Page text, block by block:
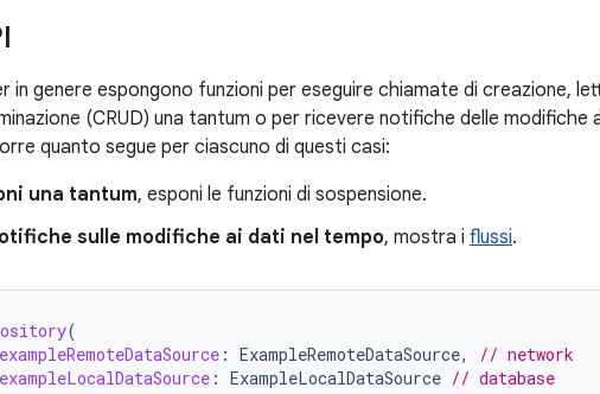
in genere espongono funzioni per eseguire chiamate di creazione,
(CRUD) una tantum o per ricevere notifiche delle modifiche
quanto segue per ciascuno di questi casi:
una tantum, esponi le funzioni di sospensione.
sulle modifiche ai dati nel tempo, mostra i flussi.
(
exampleRemoteDataSource : ExampleRemoteDataSource,
// network
exampleLocalDataSource : ExampleLocalDataSource // database